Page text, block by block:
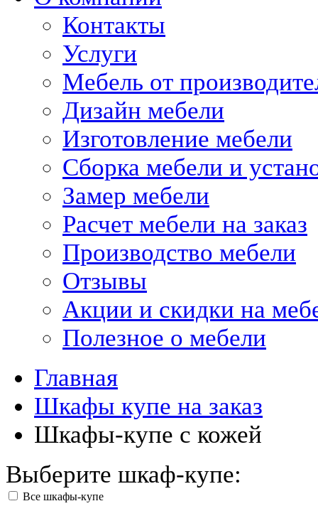
Контакты
Услуги
Мебель от
Дизайн мебели
Изготовление мебели
Сборка мебели и
Замер мебели
Расчет мебели на заказ
Производство мебели
Отзывы
Акции и скидки на
Полезное о мебели
Главная
Шкафы купе на заказ
Шкафы-купе с кожей
Выберите шкаф-купе:
Все шкафы-купе